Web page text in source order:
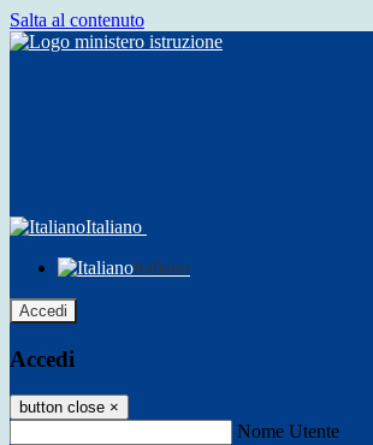
Salta al contenuto
Italiano
Italiano
Accedi
Accedi
button close ×
Nome Utente